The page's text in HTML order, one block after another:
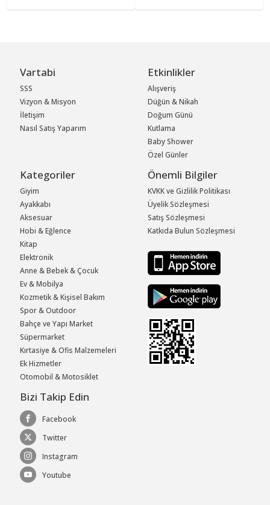
Vartabi
SSS
Vizyon & Misyon
İletişim
Nasıl Satış Yaparım
Etkinlikler
Alışveriş
Düğün & Nikah
Doğum Günü
Kutlama
Baby Shower
Özel Günler
Kategoriler
Giyim
Ayakkabı
Aksesuar
Hobi & Eğlence
Kitap
Elektronik
Anne & Bebek & Çocuk
Ev & Mobilya
Kozmetik & Kişisel Bakım
Spor & Outdoor
Bahçe ve Yapı Market
Süpermarket
Kırtasiye & Ofis Malzemeleri
Ek Hizmetler
Otomobil & Motosiklet
Önemli Bilgiler
KVKK ve Gizlilik Politikası
Üyelik Sözleşmesi
Satış Sözleşmesi
Katkıda Bulun Sözleşmesi
Bizi Takip Edin
Facebook
Twitter
Instagram
Youtube